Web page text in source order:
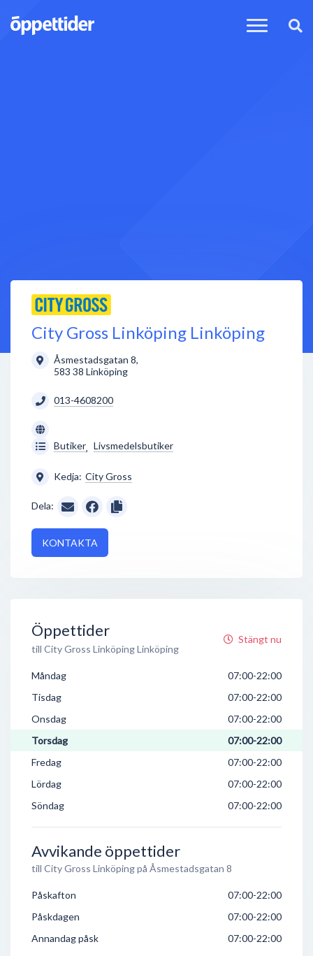
City Gross Linköping Linköping
Åsmestadsgatan 8,
583 38 Linköping
013-4608200
Butiker, Livsmedelsbutiker
Kedja: City Gross
Dela:
KONTAKTA
Öppettider
till City Gross Linköping Linköping
Stängt nu
Måndag
07:00-22:00
Tisdag
07:00-22:00
Onsdag
07:00-22:00
Torsdag
07:00-22:00
Fredag
07:00-22:00
Lördag
07:00-22:00
Söndag
07:00-22:00
Avvikande öppettider
till City Gross Linköping på Åsmestadsgatan 8
Påskafton
07:00-22:00
Påskdagen
07:00-22:00
Annandag påsk
07:00-22:00